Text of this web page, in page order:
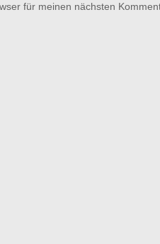
für meinen nächsten